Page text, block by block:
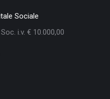
Sociale
i.v. € 10.000,00